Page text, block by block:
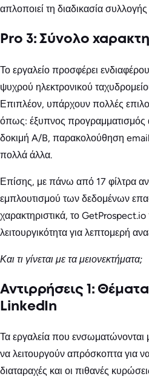
απλοποιεί τη διαδικασία
Pro 3: Σύνολο
Το εργαλείο προσφέρει
ψυχρού ηλεκτρονικού
Επιπλέον, υπάρχουν πολλές
όπως: έξυπνος
δοκιμή A/B, παρακολούθηση email,
πολλά άλλα.
Επίσης, με πάνω από 17 φίλτρα
εμπλουτισμού των δεδομένων
χαρακτηριστικά, το GetProspect.io
λειτουργικότητα για λεπτομερή
Και τι γίνεται με τα μειονεκτήματα;
Αντιρρήσεις 1:
LinkedIn
Τα εργαλεία που ενσωματώνονται
να λειτουργούν απρόσκοπτα για
διαταραχές και οι πιθανές